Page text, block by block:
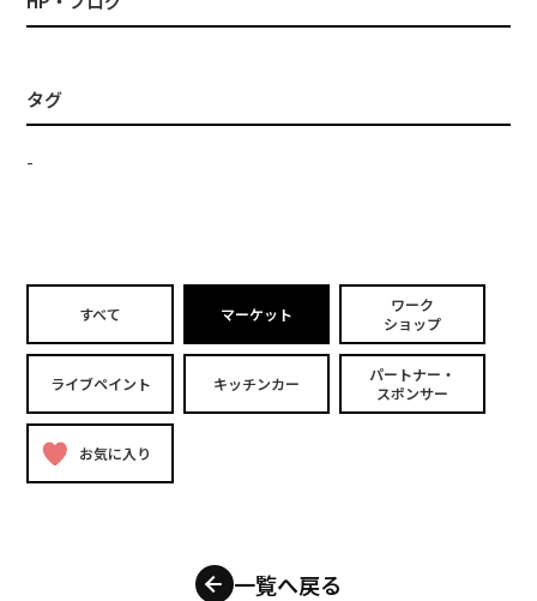
タグ
-
すべて マーケット
ワーク
ショップ
ライブペイント キッチンカー
パートナー・
スポンサー
お気に入り
一覧へ戻る